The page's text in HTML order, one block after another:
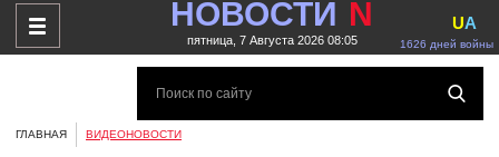
НОВОСТИ N
пятница, 7 Августа 2026 08:05 1626 дней войны
UA
ГЛАВНАЯ ВИДЕОНОВОСТИ